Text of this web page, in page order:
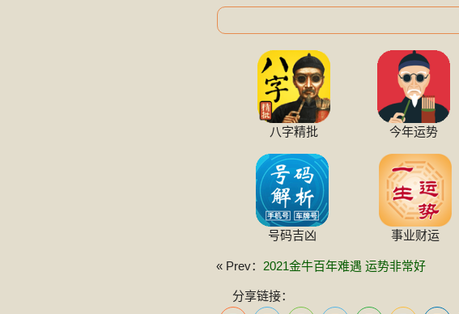
八字精批 今年运势
号码吉凶 事业财运
« Prev： 2021金牛百年难遇 运势非常好
分享链接：